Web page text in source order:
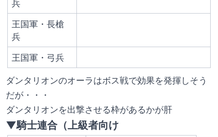
兵
王国軍・長槍
兵
王国軍・弓兵
ダンタリオンのオーラはボス戦で効果を発揮しそう
だが・・・
ダンタリオンを出撃させる枠があるかが肝
▼騎士連合（上級者向け